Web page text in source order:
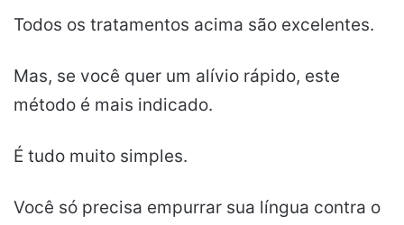
Todos os tratamentos acima são excelentes.
Mas, se você quer um alívio rápido, este
método é mais indicado.
É tudo muito simples.
Você só precisa empurrar sua língua contra o